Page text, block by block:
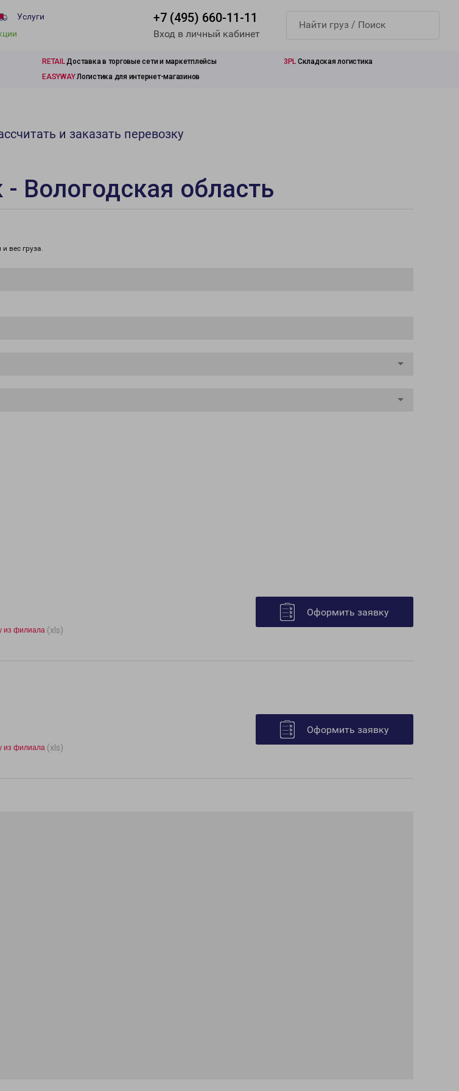
Услуги
+7 (495) 660-11-11
Вход в личный кабинет
RETAILДоставка в торговые сети и маркетплейсы 3PL Складская логистика
EASYWAYЛогистика для интернет-магазинов
и заказать перевозку
Вологодская область
вес груза.
из филиала (xls)
Оформить заявку
из филиала (xls)
Оформить заявку